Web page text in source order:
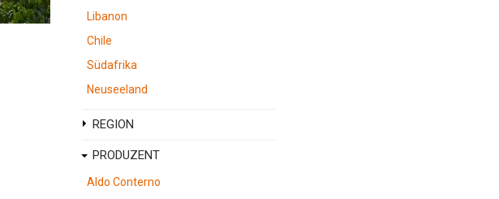
Libanon
Chile
Südafrika
Neuseeland
REGION
PRODUZENT
Aldo Conterno